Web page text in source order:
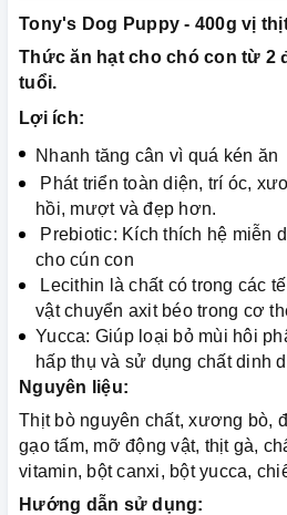
Tony's Dog Puppy - 400g vị
Thức ăn hạt cho chó con từ 2
tuổi.
Lợi ích:
Nhanh tăng cân vì quá kén ăn
Phát triển toàn diện, trí óc,
hồi, mượt và đẹp hơn.
Prebiotic: Kích thích hệ miễn
cho cún con
Lecithin là chất có trong các
vật chuyển axit béo trong cơ
Yucca: Giúp loại bỏ mùi hôi
hấp thụ và sử dụng chất dinh
Nguyên liệu:
Thịt bò nguyên chất, xương bò,
gạo tấm, mỡ động vật, thịt gà,
vitamin, bột canxi, bột yucca,
Hướng dẫn sử dụng: